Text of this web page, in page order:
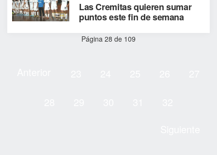
Las Cremitas quieren sumar
puntos este fin de semana
Página 28 de 109